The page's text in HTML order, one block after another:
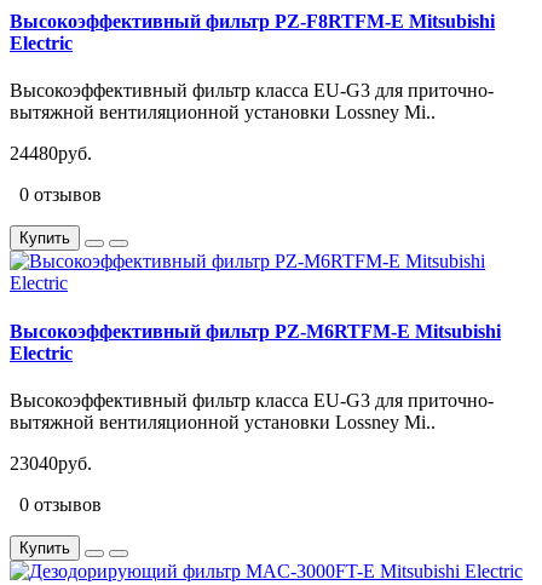
Высокоэффективный фильтр PZ-F8RTFM-E Mitsubishi
Electric
Высокоэффективный фильтр класса EU-G3 для приточно-
вытяжной вентиляционной установки Lossney Mi..
24480руб.
0 отзывов
Купить
Высокоэффективный фильтр PZ-M6RTFM-E Mitsubishi
Electric
Высокоэффективный фильтр класса EU-G3 для приточно-
вытяжной вентиляционной установки Lossney Mi..
23040руб.
0 отзывов
Купить